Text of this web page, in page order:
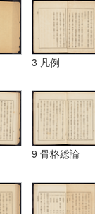
3 凡例
9 骨格総論